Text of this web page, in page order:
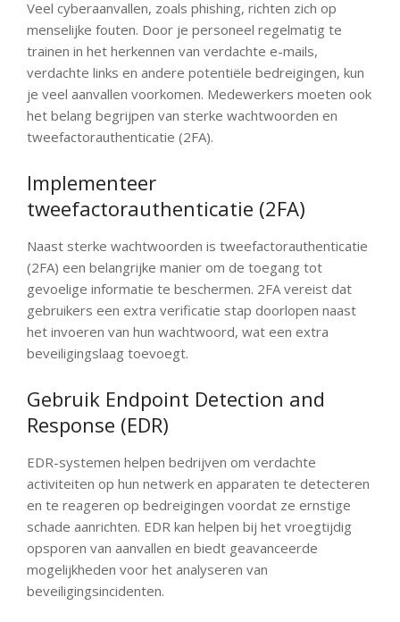
Veel cyberaanvallen, zoals phishing, richten zich op
menselijke fouten. Door je personeel regelmatig te
trainen in het herkennen van verdachte e-mails,
verdachte links en andere potentiële bedreigingen, kun
je veel aanvallen voorkomen. Medewerkers moeten ook
het belang begrijpen van sterke wachtwoorden en
tweefactorauthenticatie (2FA).
Implementeer
tweefactorauthenticatie (2FA)
Naast sterke wachtwoorden is tweefactorauthenticatie
(2FA) een belangrijke manier om de toegang tot
gevoelige informatie te beschermen. 2FA vereist dat
gebruikers een extra verificatie stap doorlopen naast
het invoeren van hun wachtwoord, wat een extra
beveiligingslaag toevoegt.
Gebruik Endpoint Detection and
Response (EDR)
EDR-systemen helpen bedrijven om verdachte
activiteiten op hun netwerk en apparaten te detecteren
en te reageren op bedreigingen voordat ze ernstige
schade aanrichten. EDR kan helpen bij het vroegtijdig
opsporen van aanvallen en biedt geavanceerde
mogelijkheden voor het analyseren van
beveiligingsincidenten.